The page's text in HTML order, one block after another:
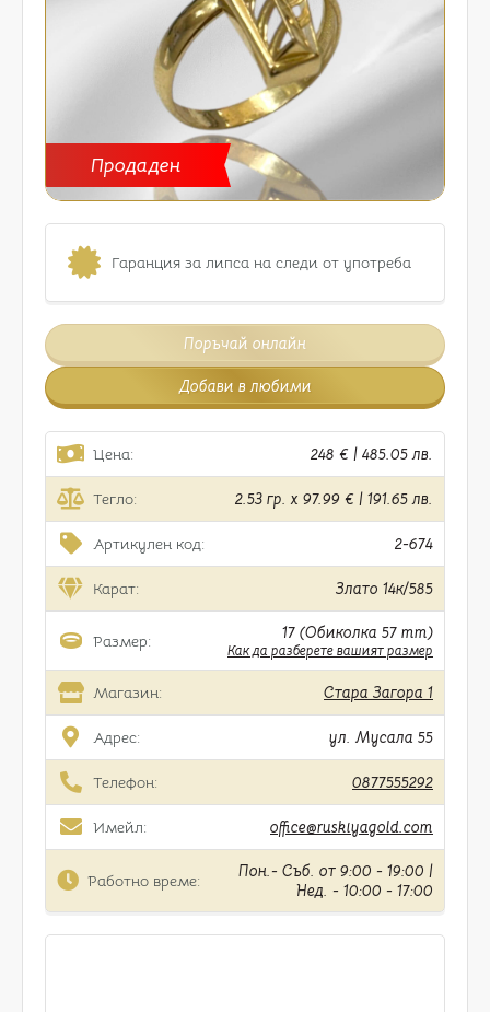
Продаден
Гаранция за липса на следи от употреба
Поръчай онлайн
Добави в любими
Цена: 248 € | 485.05 лв.
Тегло: 2.53 гр. x 97.99 € | 191.65 лв.
Артикулен код: 2-674
Карат: Злато 14к/585
Размер: 17 (Обиколка 57 mm)
Как да разберете вашият размер
Магазин: Стара Загора 1
Адрес: ул. Мусала 55
Телефон: 0877555292
Имейл: office@ruskiyagold.com
Работно време:
Пон.- Съб. от 9:00 - 19:00 |
Нед. - 10:00 - 17:00